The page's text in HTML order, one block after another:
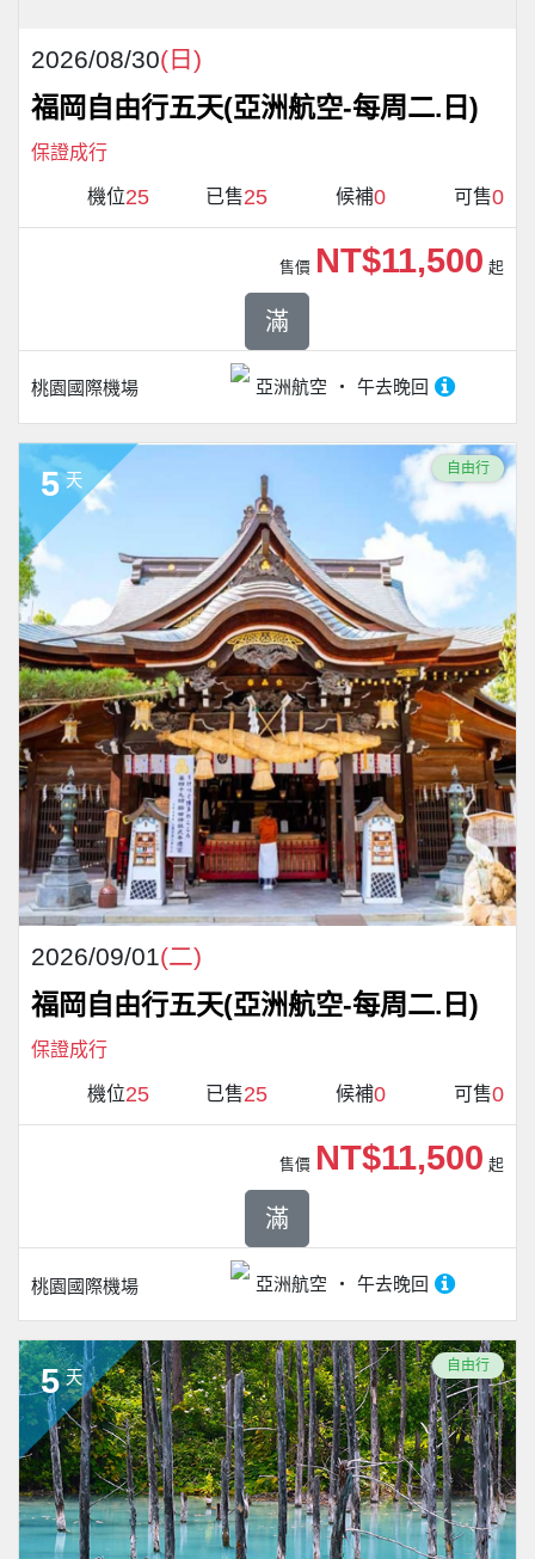
2026/08/30(日)
福岡自由行五天(亞洲航空-每周二.日)
保證成行
機位25 已售25 候補0 可售0
桃園國際機場 亞洲航空 午去晚回
售價 NT$11,500 起
滿
5 天
自由行
2026/09/01(二)
福岡自由行五天(亞洲航空-每周二.日)
保證成行
機位25 已售25 候補0 可售0
桃園國際機場 亞洲航空 午去晚回
售價 NT$11,500 起
滿
5 天
自由行